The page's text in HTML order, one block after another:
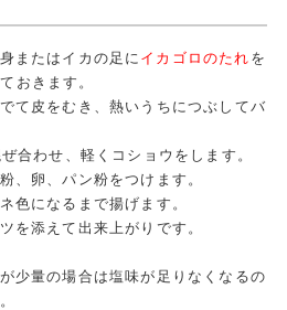
またはイカの足に イカゴロのたれ を
おきます。
て皮をむき、熱いうちにつぶしてバ
合わせ、軽くコショウをします。
、卵、パン粉をつけます。
色になるまで揚げます。
を添えて出来上がりです。
少量の場合は塩味が足りなくなるの